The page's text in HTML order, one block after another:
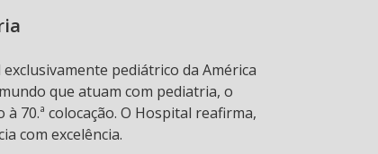
pediátrico da América
que atuam com pediatria, o
70.ª colocação. O Hospital reafirma,
com excelência.